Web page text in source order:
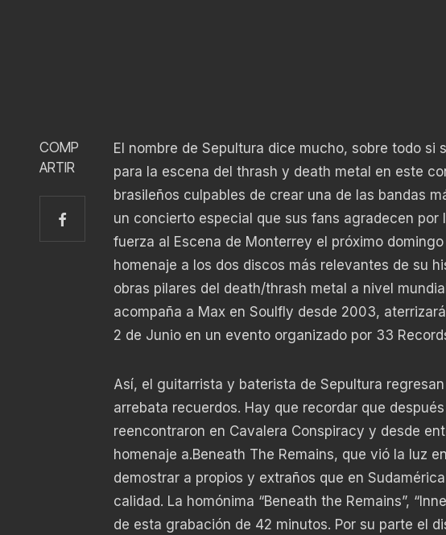
COMP
ARTIR
El nombre de Sepultura dice mucho, sobre todo
para la escena del thrash y death metal en este
brasileños culpables de crear una de las bandas
un concierto especial que sus fans agradecen
fuerza al Escena de Monterrey el próximo
homenaje a los dos discos más relevantes de su
obras pilares del death/thrash metal a nivel
acompaña a Max en Soulfly desde 2003,
2 de Junio en un evento organizado por 33
Así, el guitarrista y baterista de Sepultura
arrebata recuerdos. Hay que recordar que
reencontraron en Cavalera Conspiracy y desde
homenaje a.Beneath The Remains, que vió la luz
demostrar a propios y extraños que en
calidad. La homónima “Beneath the Remains”,
de esta grabación de 42 minutos. Por su parte el